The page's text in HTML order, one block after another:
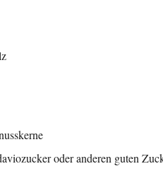
oder anderen guten